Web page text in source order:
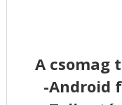
A csomag
-Android